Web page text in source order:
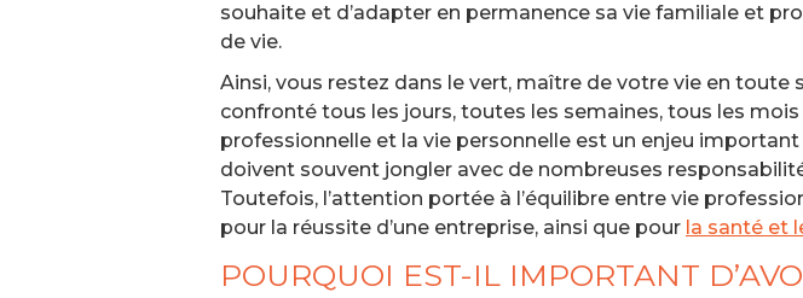
souhaite et d’adapter en permanence sa vie familiale et
de vie.
Ainsi, vous restez dans le vert, maître de votre vie en toute
confronté tous les jours, toutes les semaines, tous les
professionnelle et la vie personnelle est un enjeu
doivent souvent jongler avec de nombreuses
Toutefois, l’attention portée à l’équilibre entre vie
pour la réussite d’une entreprise, ainsi que pour la santé et
POURQUOI EST-IL IMPORTANT